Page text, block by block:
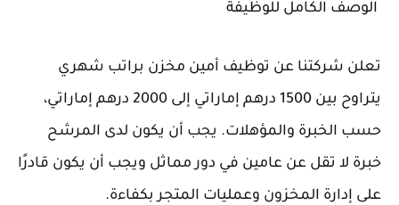
الوصف الكامل للوظيفة
تعلن شركتنا عن توظيف أمين مخزن براتب شهري
يتراوح بين 1500 درهم إماراتي إلى 2000 درهم إماراتي،
حسب الخبرة والمؤهلات. يجب أن يكون لدى المرشح
خبرة لا تقل عن عامين في دور مماثل ويجب أن يكون قادرًا
على إدارة المخزون وعمليات المتجر بكفاءة.